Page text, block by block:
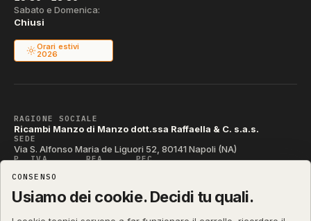
Sabato e Domenica:
Chiusi
Orari estivi
2026
RAGIONE SOCIALE
Ricambi Manzo di Manzo dott.ssa Raffaella & C. s.a.s.
SEDE
Via S. Alfonso Maria de Liguori 52, 80141 Napoli (NA)
P. IVA REA PEC
CODICE SDI
T04ZHR3
CONSENSO
Usiamo dei cookie. Decidi tu quali.